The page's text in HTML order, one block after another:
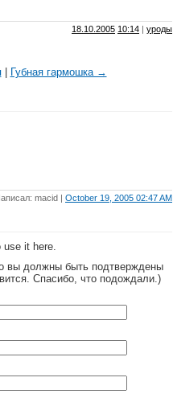
18.10.2005 10:14 | уроды
| Губная гармошка →
macid | October 19, 2005 02:47 AM
use it here.
вы должны быть подтверждены
Спасибо, что подождали.)